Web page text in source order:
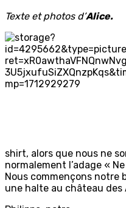
Texte et photos d’Alice.
shirt, alors que nous ne
normalement l’adage «
Nous commençons notre
une halte au château des